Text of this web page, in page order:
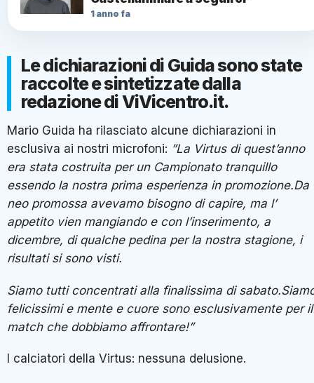
Le dichiarazioni di Guida sono state
di ViVicentro.it.
Mario Guida ha rilasciato alcune dichiarazioni in esclusiva
ai nostri microfoni:”La Virtus di quest’anno era stata
costruita per un Campionato tranquillo essendo la nostra
prima esperienza in promozione.Da neo promossa
bisogno di capire, ma l’ appetito vien mangiando e con
l’inserimento, a dicembre, di qualche pedina per la nostra
stagione, i risultati si sono visti.
Siamo tutti concentrati alla finalissima di sabato.Siamo
felicissimi e mente e cuore sono esclusivamente per il
I calciatori della Virtus: nessuna delusione.
Guida prosegue:”Molti calciatori mi sono piaciuti
ma nominare solo qualcuno non mi sembrerebbe